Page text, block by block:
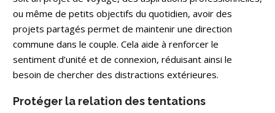
ou même de petits objectifs du quotidien, avoir des
projets partagés permet de maintenir une direction
commune dans le couple. Cela aide à renforcer le
sentiment d’unité et de connexion, réduisant ainsi le
besoin de chercher des distractions extérieures.
Protéger la relation des tentations